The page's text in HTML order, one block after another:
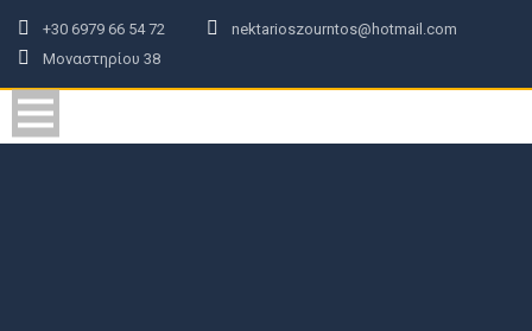
+30 6979 66 54 72
nektarioszourntos@hotmail.com
Μοναστηρίου 38